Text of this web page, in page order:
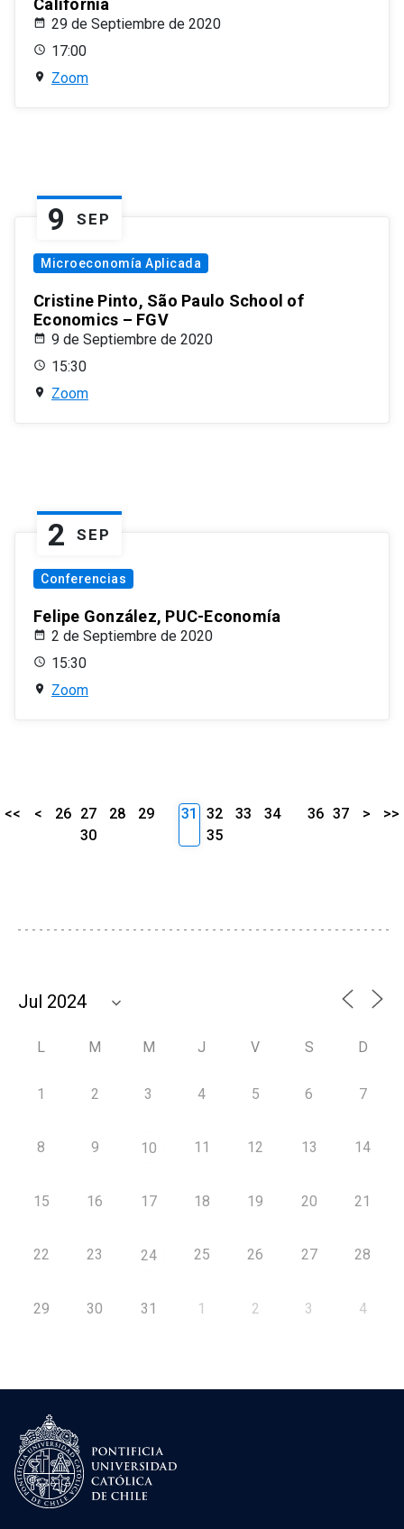
California
29 de Septiembre de 2020
17:00
Zoom
9 SEP
Microeconomía Aplicada
Cristine Pinto, São Paulo School of
Economics – FGV
9 de Septiembre de 2020
15:30
Zoom
2 SEP
Conferencias
Felipe González, PUC-Economía
2 de Septiembre de 2020
15:30
Zoom
<< < 26 27 28
29
30
31 32 33
34
35
36 37 > >>
L M M J V S D
1 2 3 4 5 6 7
8 9 10 11 12 13 14
15 16 17 18 19 20 21
22 23 24 25 26 27 28
29 30 31 1 2 3 4